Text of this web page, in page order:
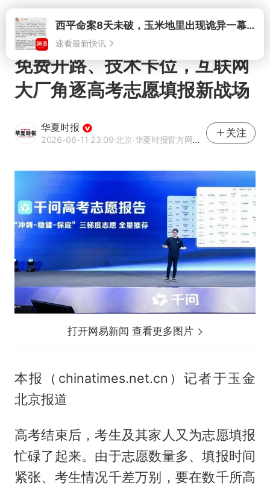
打开西平命案8天未破，玉米地里出现诡异一幕，我突然想起了欧金中
速看最新快讯
免费开路、技术卡位，互联网
大厂角逐高考志愿填报新战场
华夏时报
2026-06-11 23:09·北京·华夏时报官方网易号
关注
打开网易新闻 查看更多图片
本报（chinatimes.net.cn）记者于玉金
北京报道
高考结束后，考生及其家人又为志愿填报
忙碌了起来。由于志愿数量多、填报时间
紧张、考生情况千差万别，要在数千所高